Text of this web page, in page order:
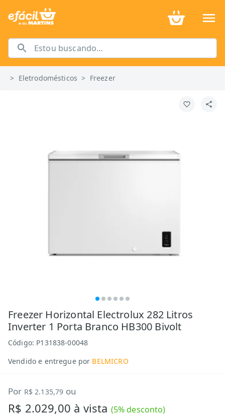
> Eletrodomésticos > Freezer
Freezer Horizontal Electrolux 282 Litros
Inverter 1 Porta Branco HB300 Bivolt
Código: P131838-00048
Vendido e entregue por BELMICRO
Por R$ 2.135,79 ou
R$ 2.029,00 à vista (5% desconto)